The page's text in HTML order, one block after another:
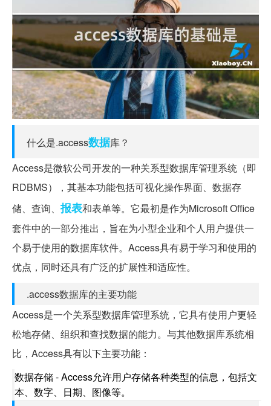
什么是.access数据库？
Access是微软公司开发的一种关系型数据库管理系统（即
RDBMS），其基本功能包括可视化操作界面、数据存
储、查询、报表和表单等。它最初是作为Microsoft Office
套件中的一部分推出，旨在为小型企业和个人用户提供一
个易于使用的数据库软件。Access具有易于学习和使用的
优点，同时还具有广泛的扩展性和适应性。
.access数据库的主要功能
Access是一个关系型数据库管理系统，它具有使用户更轻
松地存储、组织和查找数据的能力。与其他数据库系统相
比，Access具有以下主要功能：
数据存储 - Access允许用户存储各种类型的信息，包括文
本、数字、日期、图像等。